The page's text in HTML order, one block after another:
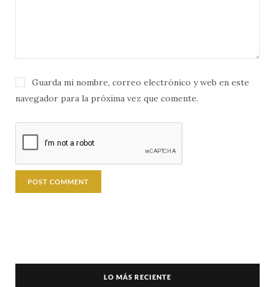
Guarda mi nombre, correo electrónico y web en este
navegador para la próxima vez que comente.
LO MÁS RECIENTE